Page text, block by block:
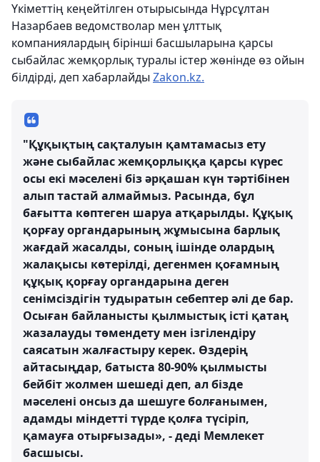
Үкіметтің кеңейтілген отырысында Нұрсұлтан
Назарбаев ведомстволар мен ұлттық
компаниялардың бірінші басшыларына қарсы
сыбайлас жемқорлық туралы істер жөнінде өз ойын
білдірді, деп хабарлайды Zakon.kz.
"Құқықтың сақталуын қамтамасыз ету
және сыбайлас жемқорлыққа қарсы күрес
осы екі мәселені біз әрқашан күн тәртібінен
алып тастай алмаймыз. Расында, бұл
бағытта көптеген шаруа атқарылды. Құқық
қорғау органдарының жұмысына барлық
жағдай жасалды, соның ішінде олардың
жалақысы көтерілді, дегенмен қоғамның
құқық қорғау органдарына деген
сенімсіздігін тудыратын себептер әлі де бар.
Осыған байланысты қылмыстық істі қатаң
жазалауды төмендету мен ізгілендіру
саясатын жалғастыру керек. Өздерің
айтасыңдар, батыста 80-90% қылмысты
бейбіт жолмен шешеді деп, ал бізде
мәселені онсыз да шешуге болғанымен,
адамды міндетті түрде қолға түсіріп,
қамауға отырғызады», - деді Мемлекет
басшысы.